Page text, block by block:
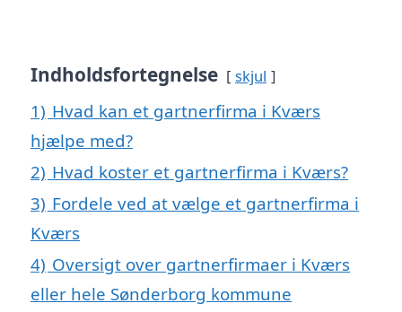
Indholdsfortegnelse skjul
1) Hvad kan et gartnerfirma i Kværs
hjælpe med?
2) Hvad koster et gartnerfirma i Kværs?
3) Fordele ved at vælge et gartnerfirma i
Kværs
4) Oversigt over gartnerfirmaer i Kværs
eller hele Sønderborg kommune